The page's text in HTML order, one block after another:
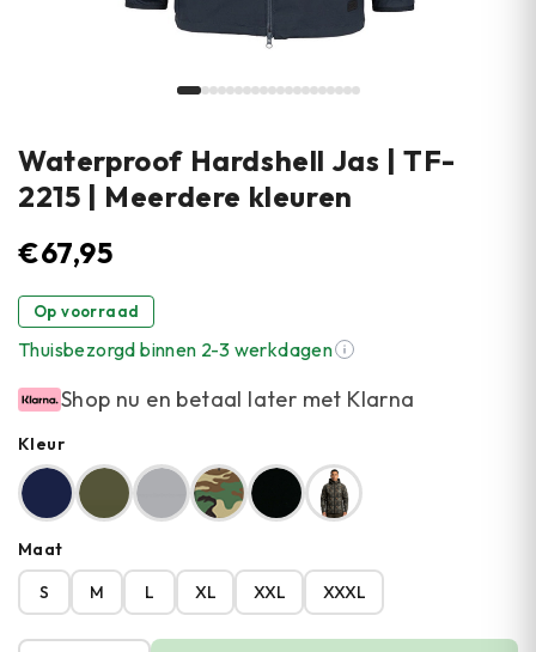
Waterproof Hardshell Jas | TF-
2215 | Meerdere kleuren
€67,95
Op voorraad
Thuisbezorgd binnen 2-3 werkdagen
Shop nu en betaal later met Klarna
Kleur
Maat
S
M L XL XXL XXXL